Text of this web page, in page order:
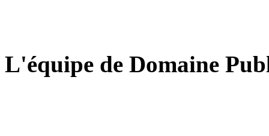
L'équipe de Domaine